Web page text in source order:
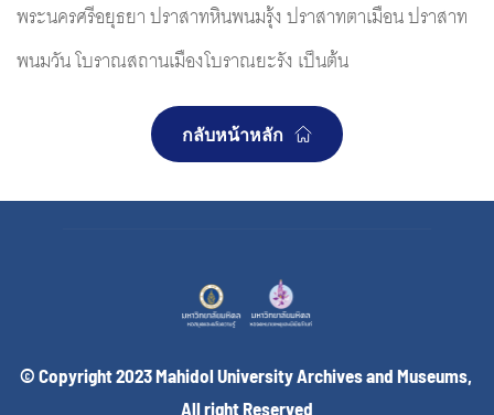
พระนครศรีอยุธยา ปราสาทหินพนมรุ้ง ปราสาทตาเมือน ปราสาท
พนมวัน โบราณสถานเมืองโบราณยะรัง เป็นต้น
กลับหน้าหลัก
© Copyright 2023 Mahidol University Archives and Museums,
All right Reserved